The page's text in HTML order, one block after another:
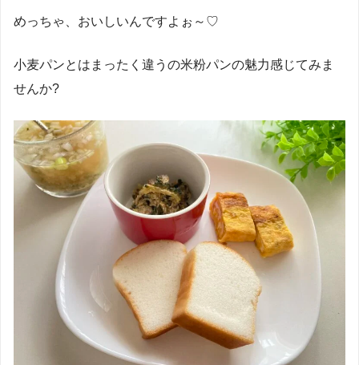
めっちゃ、おいしいんですよぉ～♡
小麦パンとはまったく違うの米粉パンの魅力感じてみま
せんか?